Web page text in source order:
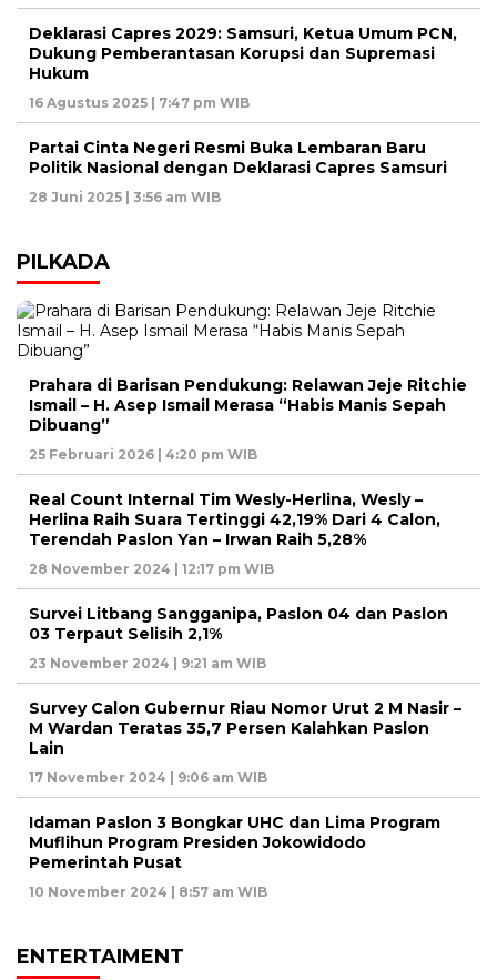
Deklarasi Capres 2029: Samsuri, Ketua Umum PCN,
Dukung Pemberantasan Korupsi dan Supremasi
Hukum
16 Agustus 2025 | 7:47 pm WIB
Partai Cinta Negeri Resmi Buka Lembaran Baru
Politik Nasional dengan Deklarasi Capres Samsuri
28 Juni 2025 | 3:56 am WIB
PILKADA
Prahara di Barisan Pendukung: Relawan Jeje Ritchie
Ismail – H. Asep Ismail Merasa “Habis Manis Sepah
Dibuang”
25 Februari 2026 | 4:20 pm WIB
Real Count Internal Tim Wesly-Herlina, Wesly –
Herlina Raih Suara Tertinggi 42,19% Dari 4 Calon,
Terendah Paslon Yan – Irwan Raih 5,28%
28 November 2024 | 12:17 pm WIB
Survei Litbang Sangganipa, Paslon 04 dan Paslon
03 Terpaut Selisih 2,1%
23 November 2024 | 9:21 am WIB
Survey Calon Gubernur Riau Nomor Urut 2 M Nasir –
M Wardan Teratas 35,7 Persen Kalahkan Paslon
Lain
17 November 2024 | 9:06 am WIB
Idaman Paslon 3 Bongkar UHC dan Lima Program
Muflihun Program Presiden Jokowidodo
Pemerintah Pusat
10 November 2024 | 8:57 am WIB
ENTERTAIMENT